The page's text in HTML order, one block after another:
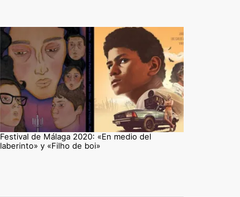
Festival de Málaga 2020: «En medio del
laberinto» y «Filho de boi»